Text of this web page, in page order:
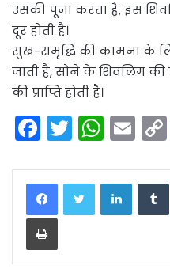
उसकी पूजा करता है, इस
दूर होती है।
सुख-समृद्धि की कामना के
जाती है, सोने के शिवलिंग
की प्राप्ति होती है।
F
a
c
e
b
o
T
w
itt
er
W
h
a
ts
p
E
m
ai
LinkedIn
Print